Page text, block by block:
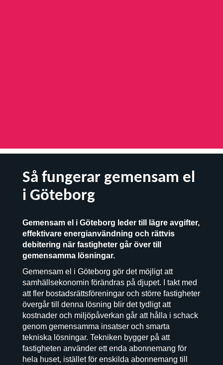
Så fungerar gemensam el
i Göteborg
Gemensam el i Göteborg leder till lägre avgifter,
effektivare energianvändning och rättvis
debitering när fastigheter går över till
gemensamma lösningar.
Gemensam el i Göteborg gör det möjligt att
samhällsekonomin förändras på djupet. I takt med
att fler bostadsrättsföreningar och större fastigheter
övergår till denna lösning blir det tydligt att
kostnader och miljöpåverkan går att hålla i schack
genom gemensamma insatser och smarta
tekniska lösningar. Tekniken bygger på att
fastigheten använder ett enda abonnemang för
hela huset, istället för enskilda abonnemang till